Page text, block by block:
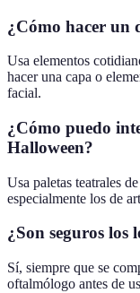
¿Cómo hacer un
Usa elementos
hacer una capa o
facial.
¿Cómo puedo
Halloween?
Usa paletas teatrales
especialmente los de
¿Son seguros los
Sí, siempre que se
oftalmólogo antes de